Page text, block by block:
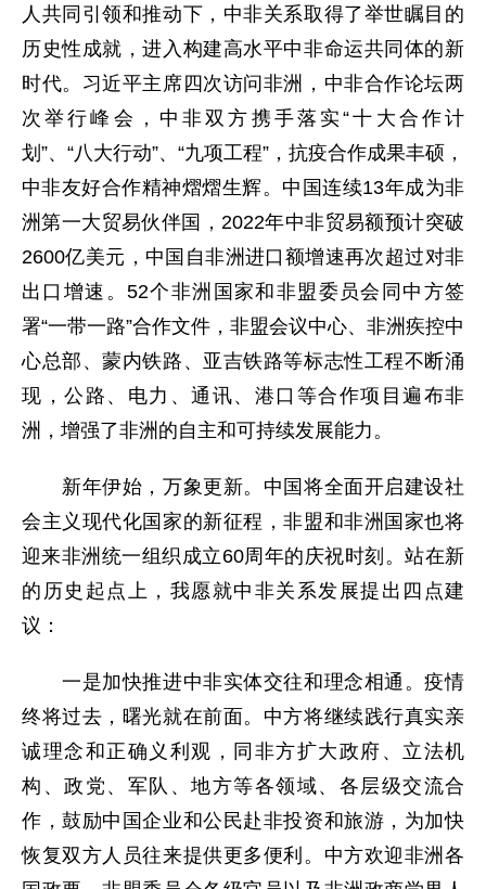
人共同引领和推动下，中非关系取得了举世瞩目的
历史性成就，进入构建高水平中非命运共同体的新
时代。习近平主席四次访问非洲，中非合作论坛两
次举行峰会，中非双方携手落实“十大合作计
划”、“八大行动”、“九项工程”，抗疫合作成果丰硕，
中非友好合作精神熠熠生辉。中国连续13年成为非
洲第一大贸易伙伴国，2022年中非贸易额预计突破
2600亿美元，中国自非洲进口额增速再次超过对非
出口增速。52个非洲国家和非盟委员会同中方签
署“一带一路”合作文件，非盟会议中心、非洲疾控中
心总部、蒙内铁路、亚吉铁路等标志性工程不断涌
现，公路、电力、通讯、港口等合作项目遍布非
洲，增强了非洲的自主和可持续发展能力。
新年伊始，万象更新。中国将全面开启建设社
会主义现代化国家的新征程，非盟和非洲国家也将
迎来非洲统一组织成立60周年的庆祝时刻。站在新
的历史起点上，我愿就中非关系发展提出四点建
议：
一是加快推进中非实体交往和理念相通。疫情
终将过去，曙光就在前面。中方将继续践行真实亲
诚理念和正确义利观，同非方扩大政府、立法机
构、政党、军队、地方等各领域、各层级交流合
作，鼓励中国企业和公民赴非投资和旅游，为加快
恢复双方人员往来提供更多便利。中方欢迎非洲各